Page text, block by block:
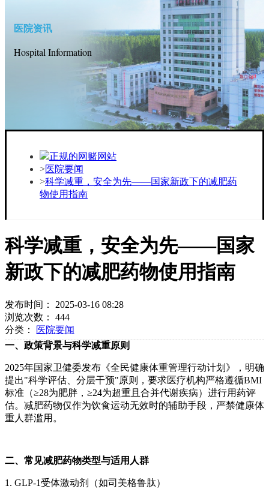
医院资讯
Hospital Information
正规的网赌网站
医院要闻
科学减重，安全为先——国家新政下的减肥药
物使用指南
科学减重，安全为先——国家
新政下的减肥药物使用指南
发布时间： 2025-03-16 08:28
浏览次数： 444
分类：
医院要闻
一、政策背景与科学减重原则
2025年国家卫健委发布《全民健康体重管理行动计划》，明确
提出"科学评估、分层干预"原则，要求医疗机构严格遵循BMI
标准（≥28为肥胖，≥24为超重且合并代谢疾病）进行用药评
估。减肥药物仅作为饮食运动无效时的辅助手段，严禁健康体
重人群滥用。
二、常见减肥药物类型与适用人群
1. GLP-1受体激动剂（如司美格鲁肽）